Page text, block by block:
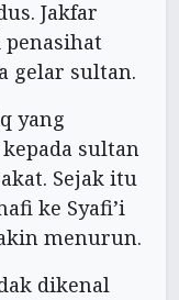
Jakfar
gelar sultan.
yang
sultan
Sejak itu
ke Syafi’i
menurun.
dikenal